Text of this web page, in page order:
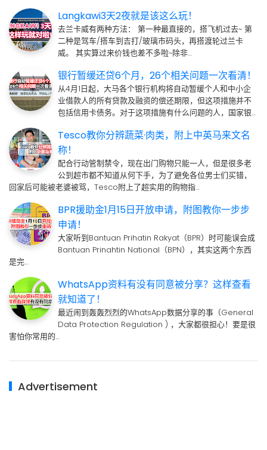
Langkawi3天2夜就是该这么玩！
去兰卡威有两种方法： 第一种最直接的，搭飞机过去~ 第
二种是驾车/搭车到吉打/玻璃市码头，再搭渡轮过兰卡
威。 其实算过来价钱也差不多啦~除非…
银行暂缓还贷6个月，26个相关问题一次看清！
从4月1日起，大马各个银行机构将自动暂缓个人和中小企
业借款人的所有贷款及融资的偿还期限，但这项措施并不
包括信用卡债务。对于这项措施有什么问题的人，国家银…
Tesco教你分辨蔬菜·肉类，附上中英马来文名
称！
配合行动管制禁令，现在出门购物只能一人，但是很多老
公到超市都不知道从何下手，为了避免各位男士们买错，
回家后可能被老婆被骂，Tesco附上了超实用的购物指…
BPR援助金1月15日开放申请，附图教你一步步
申请！
大家听到Bantuan Prihatin Rakyat（BPR）时可能误会成
Bantuan Prinahtin National（BPN），其实这两个东西
是完…
WhatsApp资料有没有同意被分享？这样查看
就知道了！
最近闹到轰轰烈烈的WhatsApp数据分享的事（General
Data Protection Regulation ) ，大家都很担心！要是很
害怕你常用的…
Advertisement